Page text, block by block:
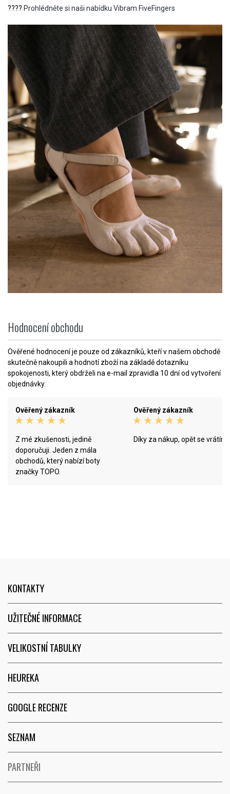
???? Prohlédněte si naši nabídku Vibram FiveFingers
Hodnocení obchodu
Ověřené hodnocení je pouze od zákazníků, kteří v našem obchodě
skutečně nakoupili a hodnotí zboží na základě dotazníku
spokojenosti, který obdrželi na e-mail zpravidla 10 dní od vytvoření
objednávky.
Ověřený zákazník
Z mé zkušenosti, jedině
doporučuji. Jeden z mála
obchodů, který nabízí boty
značky TOPO.
Ověřený zákazník
Díky za nákup, opět se vrátím
KONTAKTY
UŽITEČNÉ INFORMACE
VELIKOSTNÍ TABULKY
HEUREKA
GOOGLE RECENZE
SEZNAM
PARTNEŘI